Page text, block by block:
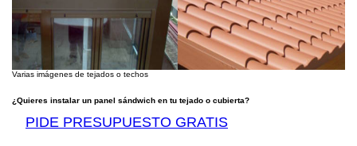
Varias imágenes de tejados o techos
¿Quieres instalar un panel sándwich en tu tejado o cubierta?
PIDE PRESUPUESTO GRATIS